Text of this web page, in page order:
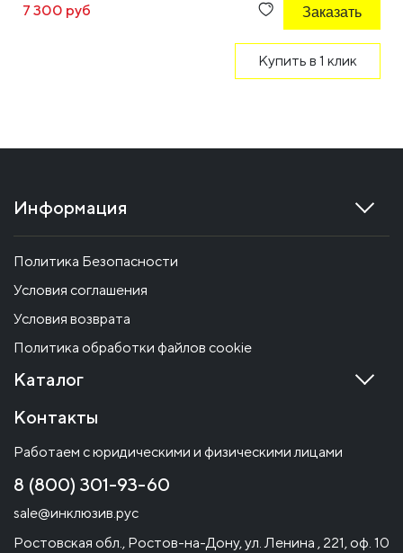
7 300 руб Заказать
Купить в 1 клик
Информация
Политика Безопасности
Условия соглашения
Условия возврата
Политика обработки файлов cookie
Каталог
Контакты
Работаем с юридическими и физическими лицами
8 (800) 301-93-60
sale@инклюзив.рус
Ростовская обл., Ростов-на-Дону, ул. Ленина , 221, оф. 10